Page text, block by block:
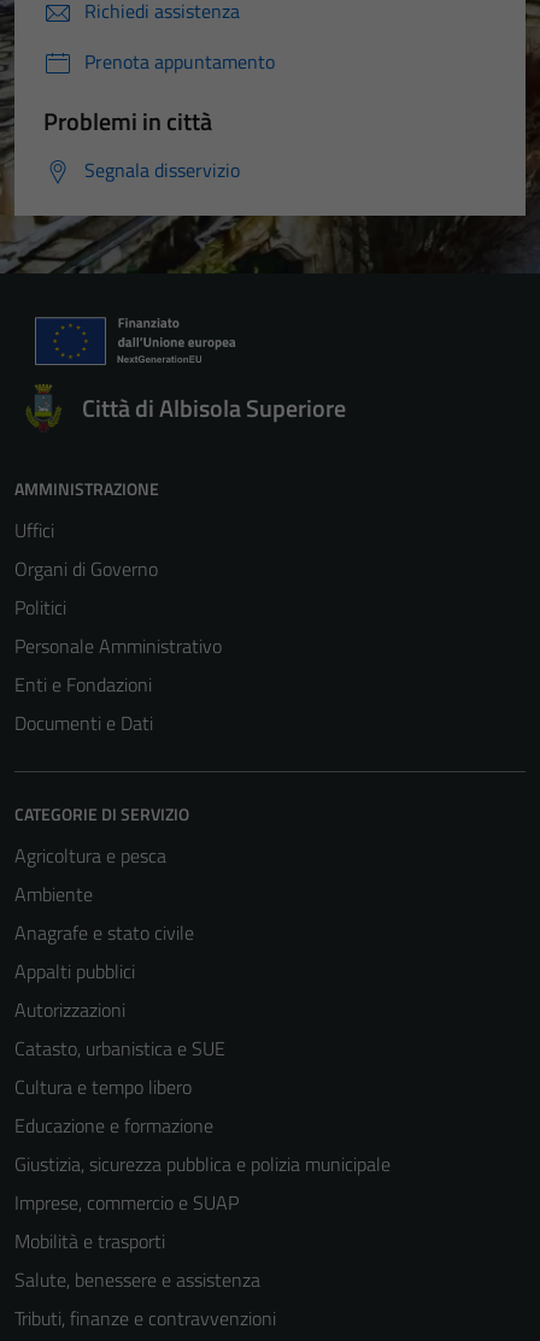
Richiedi assistenza
Prenota appuntamento
Problemi in città
Segnala disservizio
Città di Albisola Superiore
AMMINISTRAZIONE
Uffici
Organi di Governo
Politici
Personale Amministrativo
Enti e Fondazioni
Documenti e Dati
CATEGORIE DI SERVIZIO
Agricoltura e pesca
Ambiente
Anagrafe e stato civile
Appalti pubblici
Autorizzazioni
Catasto, urbanistica e SUE
Cultura e tempo libero
Educazione e formazione
Giustizia, sicurezza pubblica e polizia municipale
Imprese, commercio e SUAP
Mobilità e trasporti
Salute, benessere e assistenza
Tributi, finanze e contravvenzioni